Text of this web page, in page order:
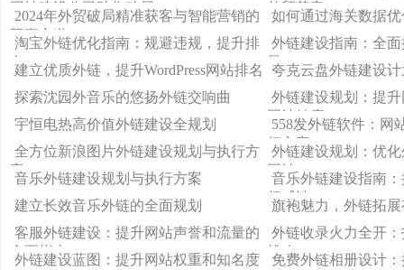
网站建设公司助您破局
外贸获客
2024年外贸破局精准获客与智能营销的
双赢之道
如何通过海关数据
淘宝外链优化指南：规避违规，提升排
名
外链建设指南：全
量
建立优质外链，提升WordPress网站排名
夸克云盘外链建设
探索沈园外音乐的悠扬外链交响曲
外链建设规划：提
网站健康
宇恒电热高价值外链建设全规划
558发外链软件：网
行方案
全方位新浪图片外链建设规划与执行方
案
外链建设规划：优
网站
音乐外链建设规划与执行方案
音乐外链建设指南
权威性
建立长效音乐外链的全面规划
旗袍魅力，外链拓
客服外链建设：提升网站声誉和流量的
全面指南
外链收录火力全开
战略
外链建设蓝图：提升网站权重和知名度
免费外链相册设计